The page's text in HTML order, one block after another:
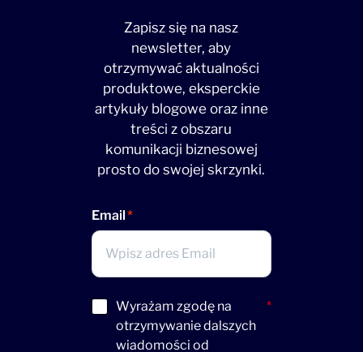
Zapisz się na nasz
newsletter, aby
otrzymywać aktualności
produktowe, eksperckie
artykuły blogowe oraz inne
treści z obszaru
komunikacji biznesowej
prosto do swojej skrzynki.
Email
Acceptance
(wymagane)
Wyrażam zgodę na
otrzymywanie dalszych
wiadomości od
*